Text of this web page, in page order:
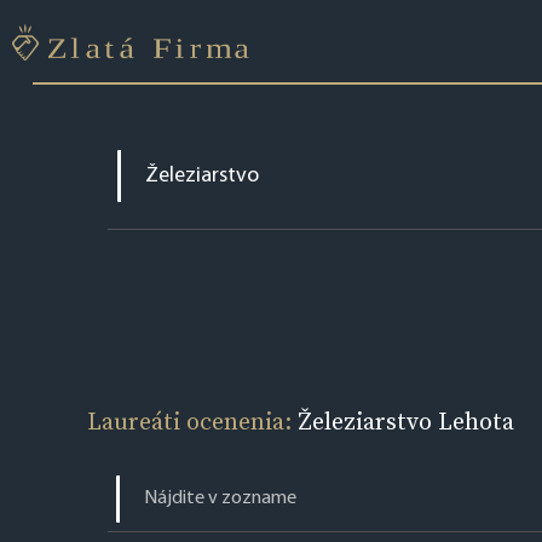
Laureáti ocenenia: Železiarstvo Lehota